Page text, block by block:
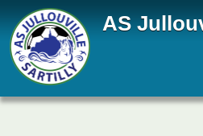
AS
Panneau de gestion des cookies